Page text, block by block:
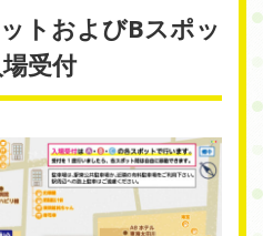
トおよびBスポッ
場受付